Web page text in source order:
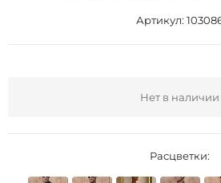
Артикул:
Нет в наличии
Расцветки: